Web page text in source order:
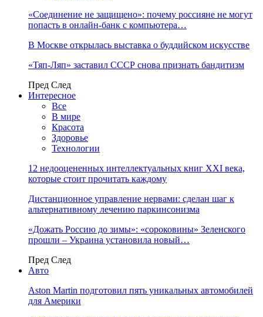
«Соединение не защищено»: почему россияне не могут
попасть в онлайн-банк с компьютера…
В Москве открылась выставка о буддийском искусстве
«Тяп-Ляп» заставил СССР снова признать бандитизм
Пред След
Интересное
Все
В мире
Красота
Здоровье
Технологии
12 недооцененных интеллектуальных книг XXI века,
которые стоит прочитать каждому
Дистанционное управление нервами: сделан шаг к
альтернативному лечению паркинсонизма
«Дожать Россию до зимы»: «сороковины» Зеленского
прошли – Украина установила новый…
Пред След
Авто
Aston Martin подготовил пять уникальных автомобилей
для Америки